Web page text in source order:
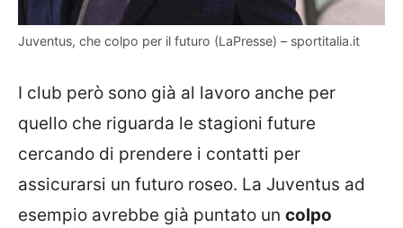
Juventus, che colpo per il futuro (LaPresse) – sportitalia.it
I club però sono già al lavoro anche per
quello che riguarda le stagioni future
cercando di prendere i contatti per
assicurarsi un futuro roseo. La Juventus ad
esempio avrebbe già puntato un colpo